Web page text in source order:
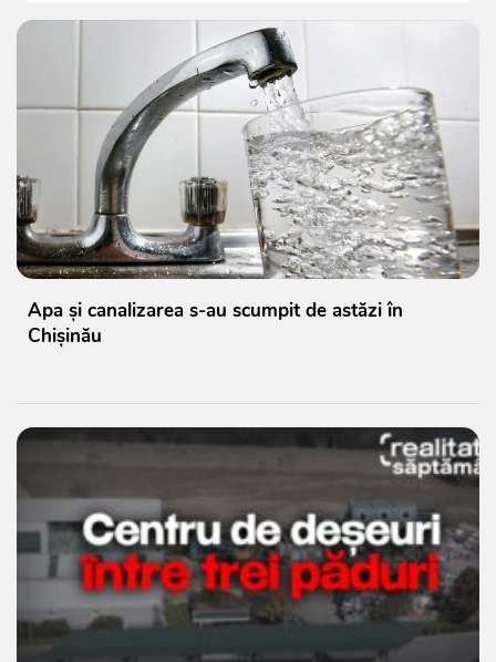
Apa și canalizarea s-au scumpit de astăzi în
Chișinău